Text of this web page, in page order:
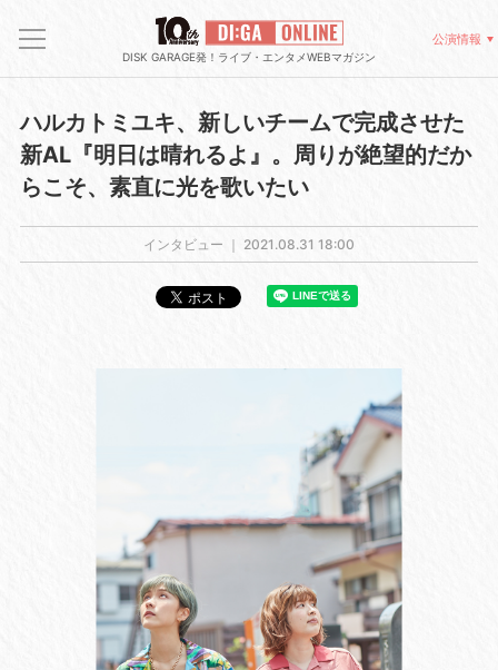
DISK GARAGE発！ライブ・エンタメWEBマガジン
公演情報
ハルカトミユキ、新しいチームで完成させた
新AL『明日は晴れるよ』。周りが絶望的だか
らこそ、素直に光を歌いたい
インタビュー ｜ 2021.08.31 18:00